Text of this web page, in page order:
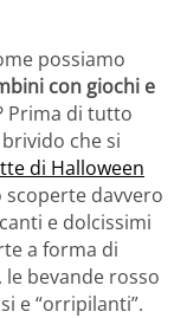
possiamo
con giochi e
Prima di tutto
che si
di Halloween
scoperte davvero
e dolcissimi
a forma di
bevande rosso
e “orripilanti”.